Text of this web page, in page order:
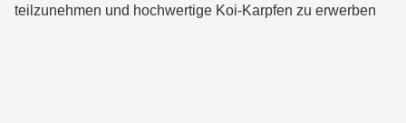
teilzunehmen und hochwertige Koi-Karpfen zu erwerben